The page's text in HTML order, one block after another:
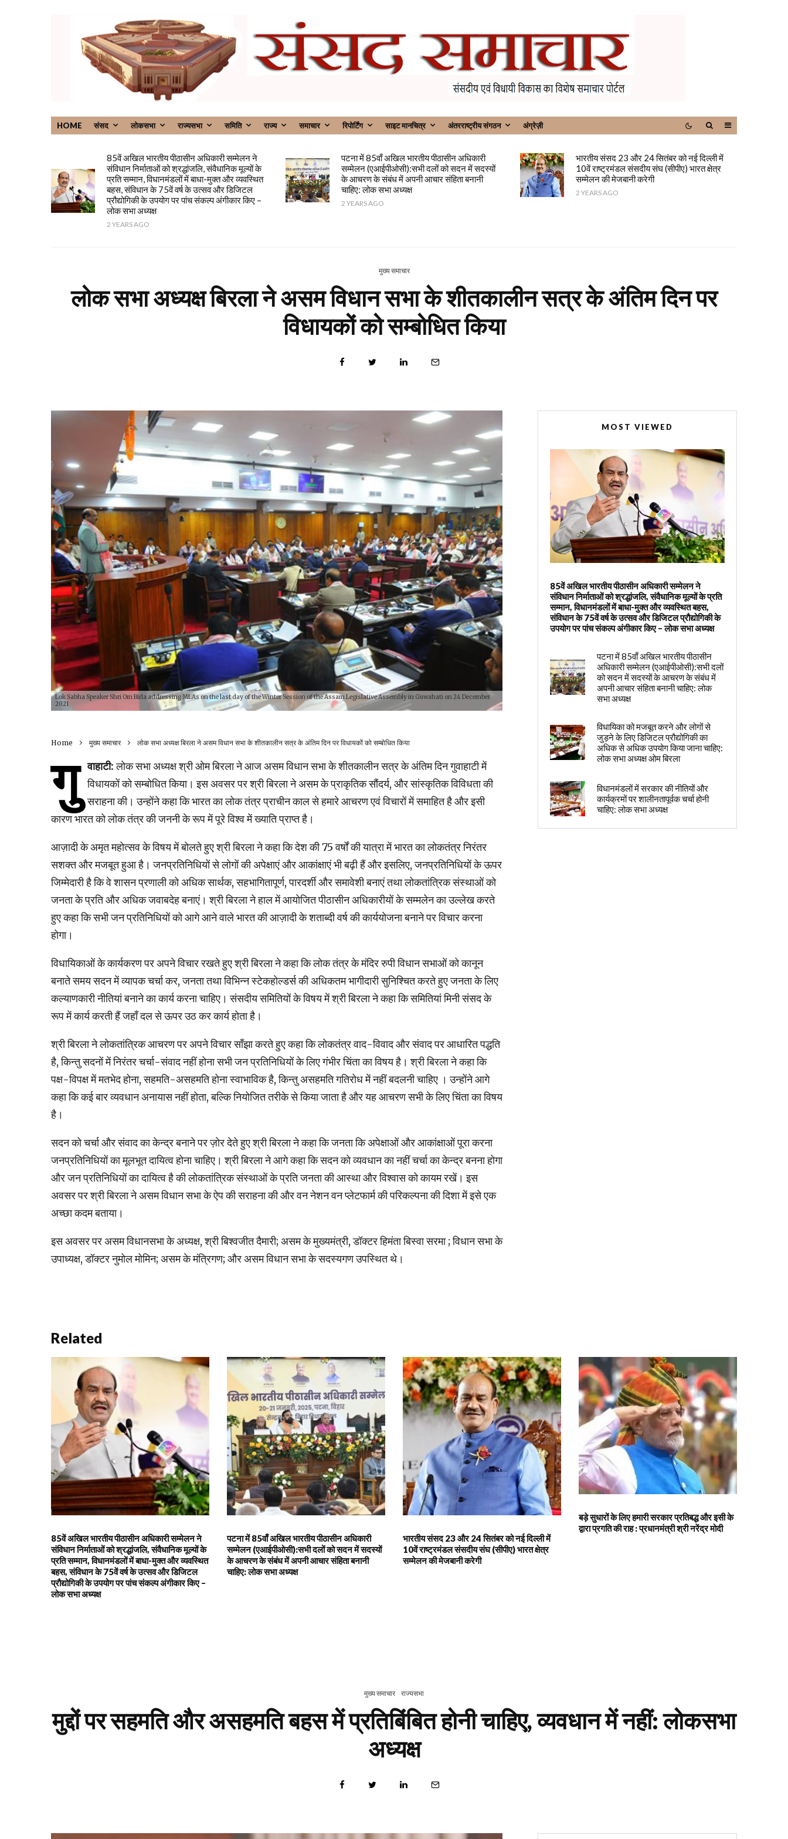
HOME संसद लोकसभा राज्यसभा समिति राज्य समाचार रिपोर्टिंग साइट मानचित्र अंतरराष्ट्रीय संगठन अंग्रेज़ी
85वें अखिल भारतीय पीठासीन अधिकारी सम्मेलन ने
संविधान निर्माताओं को श्रद्धांजलि, संवैधानिक मूल्यों के
प्रति सम्मान, विधानमंडलों में बाधा-मुक्त और व्यवस्थित
बहस, संविधान के 75वें वर्ष के उत्सव और डिजिटल
प्रौद्योगिकी के उपयोग पर पांच संकल्प अंगीकार किए –
लोक सभा अध्यक्ष
2 YEARS AGO
पटना में 85वाँ अखिल भारतीय पीठासीन अधिकारी
सम्मेलन (एआईपीओसी):सभी दलों को सदन में सदस्यों
के आचरण के संबंध में अपनी आचार संहिता बनानी
चाहिए: लोक सभा अध्यक्ष
2 YEARS AGO
भारतीय संसद 23 और 24 सितंबर को नई दिल्ली में
10वें राष्ट्रमंडल संसदीय संघ (सीपीए) भारत क्षेत्र
सम्मेलन की मेजबानी करेगी
2 YEARS AGO
मुख्य समाचार
लोक सभा अध्यक्ष बिरला ने असम विधान सभा के शीतकालीन सत्र के अंतिम दिन पर
विधायकों को सम्बोधित किया
Lok Sabha Speaker Shri Om Birla addressing MLAs on the last day of the Winter Session of the Assam Legislative Assembly in Guwahati on 24 December
2021
Home मुख्य समाचार लोक सभा अध्यक्ष बिरला ने असम विधान सभा के शीतकालीन सत्र के अंतिम दिन पर विधायकों को सम्बोधित किया
गु वाहाटी:लोक सभा अध्यक्ष श्री ओम बिरला ने आज असम विधान सभा के शीतकालीन सत्र के अंतिम दिन गुवाहाटी में
विधायकों को सम्बोधित किया। इस अवसर पर श्री बिरला ने असम के प्राकृतिक सौंदर्य, और सांस्कृतिक विविधता की
सराहना की। उन्होंने कहा कि भारत का लोक तंत्र प्राचीन काल से हमारे आचरण एवं विचारों में समाहित है और इसी
कारण भारत को लोक तंत्र की जननी के रूप में पूरे विश्व में ख्याति प्राप्त है।
आज़ादी के अमृत महोत्सव के विषय में बोलते हुए श्री बिरला ने कहा कि देश की 75 वर्षों की यात्रा में भारत का लोकतंत्र निरंतर
सशक्त और मजबूत हुआ है। जनप्रतिनिधियों से लोगों की अपेक्षाएं और आकांक्षाएं भी बढ़ी हैं और इसलिए, जनप्रतिनिधियों के ऊपर
जिम्मेदारी है कि वे शासन प्रणाली को अधिक सार्थक, सहभागितापूर्ण, पारदर्शी और समावेशी बनाएं तथा लोकतांत्रिक संस्थाओं को
जनता के प्रति और अधिक जवाबदेह बनाएं। श्री बिरला ने हाल में आयोजित पीठासीन अधिकारीयों के सम्मलेन का उल्लेख करते
हुए कहा कि सभी जन प्रतिनिधियों को आगे आने वाले भारत की आज़ादी के शताब्दी वर्ष की कार्ययोजना बनाने पर विचार करना
होगा।
विधायिकाओं के कार्यकरण पर अपने विचार रखते हुए श्री बिरला ने कहा कि लोक तंत्र के मंदिर रुपी विधान सभाओं को कानून
बनाते समय सदन में व्यापक चर्चा कर, जनता तथा विभिन्न स्टेकहोल्डर्स की अधिकतम भागीदारी सुनिश्चित करते हुए जनता के लिए
कल्याणकारी नीतियां बनाने का कार्य करना चाहिए। संसदीय समितियों के विषय में श्री बिरला ने कहा कि समितियां मिनी संसद के
रूप में कार्य करती हैं जहाँ दल से ऊपर उठ कर कार्य होता है।
श्री बिरला ने लोकतांत्रिक आचरण पर अपने विचार साँझा करते हुए कहा कि लोकतंत्र वाद-विवाद और संवाद पर आधारित पद्धति
है, किन्तु सदनों में निरंतर चर्चा-संवाद नहीं होना सभी जन प्रतिनिधियों के लिए गंभीर चिंता का विषय है। श्री बिरला ने कहा कि
पक्ष-विपक्ष में मतभेद होना, सहमति-असहमति होना स्वाभाविक है, किन्तु असहमति गतिरोध में नहीं बदलनी चाहिए । उन्होंने आगे
कहा कि कई बार व्यवधान अनायास नहीं होता, बल्कि नियोजित तरीके से किया जाता है और यह आचरण सभी के लिए चिंता का विषय
है।
सदन को चर्चा और संवाद का केन्द्र बनाने पर ज़ोर देते हुए श्री बिरला ने कहा कि जनता कि अपेक्षाओं और आकांक्षाओं पूरा करना
जनप्रतिनिधियों का मूलभूत दायित्व होना चाहिए। श्री बिरला ने आगे कहा कि सदन को व्यवधान का नहीं चर्चा का केन्द्र बनना होगा
और जन प्रतिनिधियों का दायित्व है की लोकतांत्रिक संस्थाओं के प्रति जनता की आस्था और विश्वास को कायम रखें। इस
अवसर पर श्री बिरला ने असम विधान सभा के ऐप की सराहना की और वन नेशन वन प्लेटफार्म की परिकल्पना की दिशा में इसे एक
अच्छा कदम बताया।
इस अवसर पर असम विधानसभा के अध्यक्ष, श्री बिश्वजीत दैमारी; असम के मुख्यमंत्री, डॉक्टर हिमंता बिस्वा सरमा ; विधान सभा के
उपाध्यक्ष, डॉक्टर नुमोल मोमिन; असम के मंत्रिगण; और असम विधान सभा के सदस्यगण उपस्थित थे।
MOST VIEWED
85वें अखिल भारतीय पीठासीन अधिकारी सम्मेलन ने
संविधान निर्माताओं को श्रद्धांजलि, संवैधानिक मूल्यों के प्रति
सम्मान, विधानमंडलों में बाधा-मुक्त और व्यवस्थित बहस,
संविधान के 75वें वर्ष के उत्सव और डिजिटल प्रौद्योगिकी के
उपयोग पर पांच संकल्प अंगीकार किए – लोक सभा अध्यक्ष
पटना में 85वाँ अखिल भारतीय पीठासीन
अधिकारी सम्मेलन (एआईपीओसी):सभी दलों
को सदन में सदस्यों के आचरण के संबंध में
अपनी आचार संहिता बनानी चाहिए: लोक
सभा अध्यक्ष
विधायिका को मजबूत करने और लोगों से
जुड़ने के लिए डिजिटल प्रौद्योगिकी का
अधिक से अधिक उपयोग किया जाना चाहिए:
लोक सभा अध्यक्ष ओम बिरला
विधानमंडलों में सरकार की नीतियों और
कार्यक्रमों पर शालीनतापूर्वक चर्चा होनी
चाहिए: लोक सभा अध्यक्ष
Related
85वें अखिल भारतीय पीठासीन अधिकारी सम्मेलन ने
संविधान निर्माताओं को श्रद्धांजलि, संवैधानिक मूल्यों के
प्रति सम्मान, विधानमंडलों में बाधा-मुक्त और व्यवस्थित
बहस, संविधान के 75वें वर्ष के उत्सव और डिजिटल
प्रौद्योगिकी के उपयोग पर पांच संकल्प अंगीकार किए –
लोक सभा अध्यक्ष
पटना में 85वाँ अखिल भारतीय पीठासीन अधिकारी
सम्मेलन (एआईपीओसी):सभी दलों को सदन में सदस्यों
के आचरण के संबंध में अपनी आचार संहिता बनानी
चाहिए: लोक सभा अध्यक्ष
भारतीय संसद 23 और 24 सितंबर को नई दिल्ली में
10वें राष्ट्रमंडल संसदीय संघ (सीपीए) भारत क्षेत्र
सम्मेलन की मेजबानी करेगी
बड़े सुधारों के लिए हमारी सरकार प्रतिबद्ध और इसी के
द्वारा प्रगति की राह : प्रधानमंत्री श्री नरेंद्र मोदी
मुख्य समाचार राज्यसभा
मुद्दों पर सहमति और असहमति बहस में प्रतिबिंबित होनी चाहिए, व्यवधान में नहीं: लोकसभा
अध्यक्ष